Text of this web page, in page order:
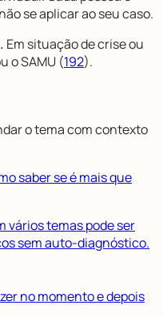
se aplicar ao seu caso.
Em situação de crise ou
o SAMU (192).
o tema com contexto
saber se é mais que
vários temas pode ser
sem auto-diagnóstico.
no momento e depois